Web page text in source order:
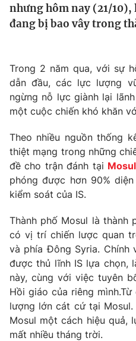
Thế giới
Thế giới đó đây
Câu chuyện quốc tế
Tài chính
Thị trường
Dữ liệu và đời sống
Phim VTV
Hậu trường
Nhân vật
Khán giả
Giải sao mai
Giải trí
Điện ảnh
Sao
Đời sống
Du lịch
Làm đẹp
Chất lượng cuộc sống
Giáo dục
Tuyển sinh
Học trực tuyến
Công nghệ
Hitech Công nghệ tương lai
Sản phẩm
Thị trường
Giao lưu trực tuyến
Lịch phát sóng
nhưng hôm nay (21/
đang bị bao vây trong
Trong 2 năm qua, với sự
dẫn đầu, các lực lượng
ngừng nỗ lực giành lại
một cuộc chiến khó khăn
Theo nhiều nguồn thống
thiệt mạng trong những
đề cho trận đánh tại Mosul
phóng được hơn 90%
kiểm soát của IS.
Thành phố Mosul là thành
có vị trí chiến lược quan
và phía Đông Syria. Chính
được thủ lĩnh IS lựa chọn,
này, cùng với việc tuyên
Hồi giáo của riêng
lượng lớn cát cứ tại
Mosul một cách hiệu quả,
mất nhiều tháng trời.